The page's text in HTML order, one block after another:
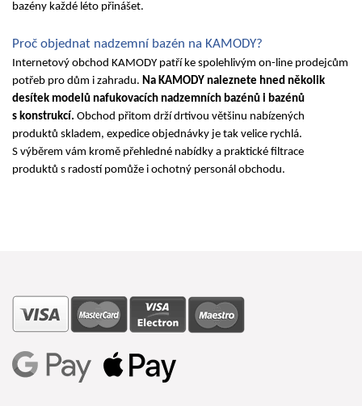
bazény každé léto přinášet.
Proč objednat nadzemní bazén na KAMODY?
Internetový obchod KAMODY patří ke spolehlivým on-line prodejcům
potřeb pro dům i zahradu. Na KAMODY naleznete hned několik
desítek modelů nafukovacích nadzemních bazénů i bazénů
s konstrukcí. Obchod přitom drží drtivou většinu nabízených
produktů skladem, expedice objednávky je tak velice rychlá.
S výběrem vám kromě přehledné nabídky a praktické filtrace
produktů s radostí pomůže i ochotný personál obchodu.